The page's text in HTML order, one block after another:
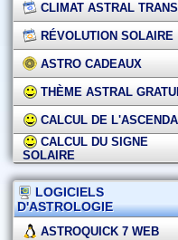
CLIMAT ASTRAL
RÉVOLUTION SOLAIRE
ASTRO CADEAUX
THÈME ASTRAL
CALCUL DE
CALCUL DU SIGNE
SOLAIRE
LOGICIELS
D'ASTROLOGIE
ASTROQUICK 7 WEB